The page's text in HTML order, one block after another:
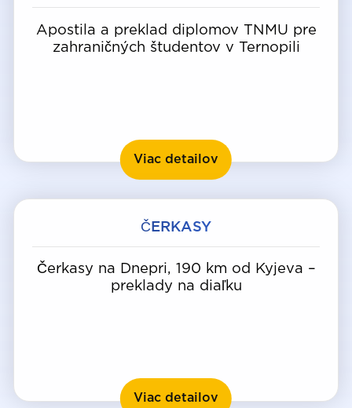
Apostila a preklad diplomov TNMU pre
zahraničných študentov v Ternopili
Viac detailov Ternopiľ
ČERKASY
Čerkasy na Dnepri, 190 km od Kyjeva –
preklady na diaľku
Viac detailov Čerkasy